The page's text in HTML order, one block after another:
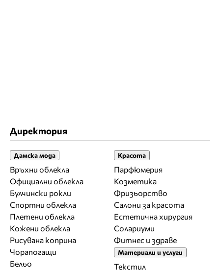
Директория
Дамска мода
Връхни облекла
Официални облекла
Булчински рокли
Спортни облекла
Плетени облекла
Кожени облекла
Рисувана коприна
Чорапогащи
Бельо
Красота
Парфюмерия
Козметика
Фризьорство
Салони за красота
Естетична хирургия
Солариуми
Фитнес и здраве
Материали и услуги
Текстил